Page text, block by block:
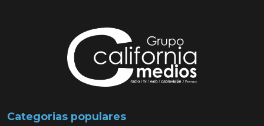
Categorias populares